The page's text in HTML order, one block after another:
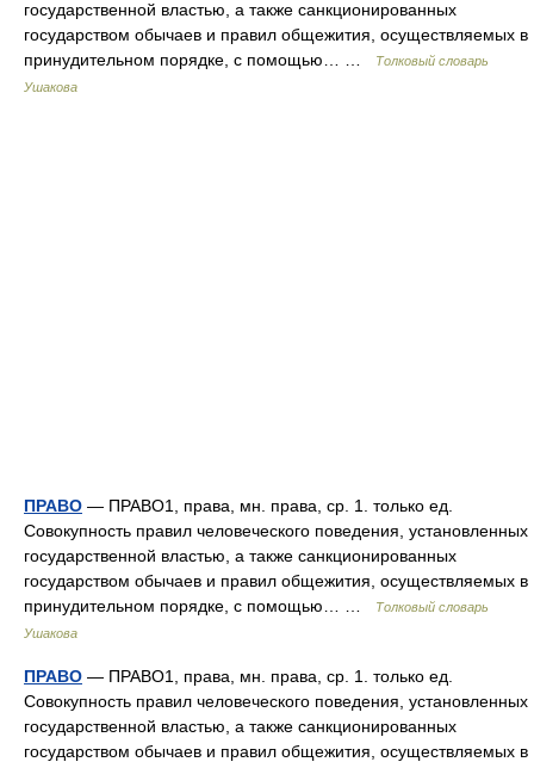
государственной властью, а также санкционированных
государством обычаев и правил общежития, осуществляемых в
принудительном порядке, с помощью… …
Толковый словарь
Ушакова
ПРАВО — ПРАВО1, права, мн. права, ср. 1. только ед.
Совокупность правил человеческого поведения, установленных
государственной властью, а также санкционированных
государством обычаев и правил общежития, осуществляемых в
принудительном порядке, с помощью… …
Толковый словарь
Ушакова
ПРАВО — ПРАВО1, права, мн. права, ср. 1. только ед.
Совокупность правил человеческого поведения, установленных
государственной властью, а также санкционированных
государством обычаев и правил общежития, осуществляемых в